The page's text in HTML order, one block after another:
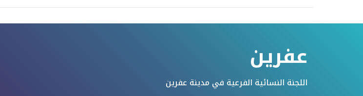
وتمكين
المرأة
عفرين
اللجنة النسائية الفرعية في مدينة عفرين